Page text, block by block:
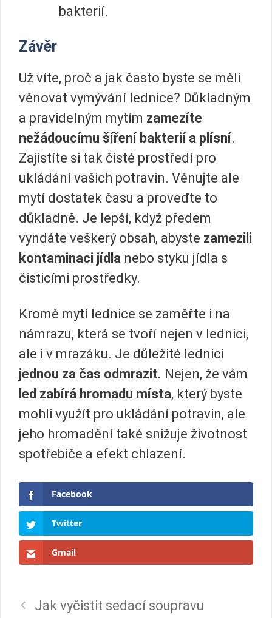
bakterií.
Závěr
Už víte, proč a jak často byste se měli
věnovat vymývání lednice? Důkladným
a pravidelným mytím zamezíte
nežádoucímu šíření bakterií a plísní.
Zajistíte si tak čisté prostředí pro
ukládání vašich potravin. Věnujte ale
mytí dostatek času a proveďte to
důkladně. Je lepší, když předem
vyndáte veškerý obsah, abyste zamezili
kontaminaci jídla nebo styku jídla s
čisticími prostředky.
Kromě mytí lednice se zaměřte i na
námrazu, která se tvoří nejen v lednici,
ale i v mrazáku. Je důležité lednici
jednou za čas odmrazit. Nejen, že vám
led zabírá hromadu místa, který byste
mohli využít pro ukládání potravin, ale
jeho hromadění také snižuje životnost
spotřebiče a efekt chlazení.
Facebook
Twitter
Gmail
Jak vyčistit sedací soupravu